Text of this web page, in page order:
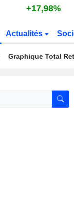
+17,98%
Actualités
Graphique Total